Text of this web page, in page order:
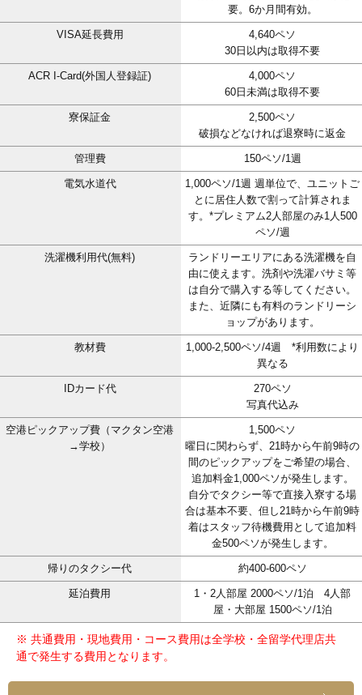
要。6か月間有効。
VISA延長費用
4,640ペソ
30日以内は取得不要
ACR I-Card(外国人登録証)
4,000ペソ
60日未満は取得不要
寮保証金
2,500ペソ
破損などなければ退寮時に返金
管理費 150ペソ/1週
電気水道代
1,000ペソ/1週 週単位で、ユニットご
とに居住人数で割って計算されま
す。*プレミアム2人部屋のみ1人500
ペソ/週
洗濯機利用代(無料)
ランドリーエリアにある洗濯機を自
由に使えます。洗剤や洗濯バサミ等
は自分で購入する等してください。
また、近隣にも有料のランドリーシ
ョップがあります。
教材費
1,000-2,500ペソ/4週 *利用数により
異なる
IDカード代
270ペソ
写真代込み
空港ピックアップ費（マクタン空港
→学校）
1,500ペソ
曜日に関わらず、21時から午前9時の
間のピックアップをご希望の場合、
追加料金1,000ペソが発生します。
自分でタクシー等で直接入寮する場
合は基本不要、但し21時から午前9時
着はスタッフ待機費用として追加料
金500ペソが発生します。
帰りのタクシー代 約400-600ペソ
延泊費用
1・2人部屋 2000ペソ/1泊 4人部
屋・大部屋 1500ペソ/1泊
※ 共通費用・現地費用・コース費用は全学校・全留学代理店共
通で発生する費用となります。